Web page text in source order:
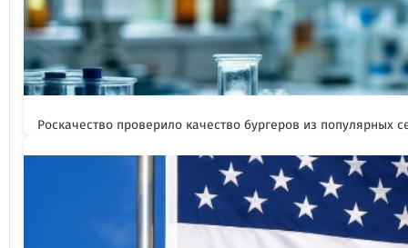
Роскачество проверило качество бургеров из популярных